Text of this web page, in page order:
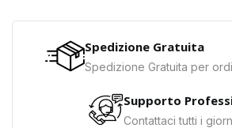
Spedizione Gratuita
Spedizione Gratuita per
Supporto
Contattaci tutti i